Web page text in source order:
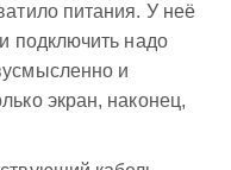
питания. У неё
подключить надо
и
экран, наконец,